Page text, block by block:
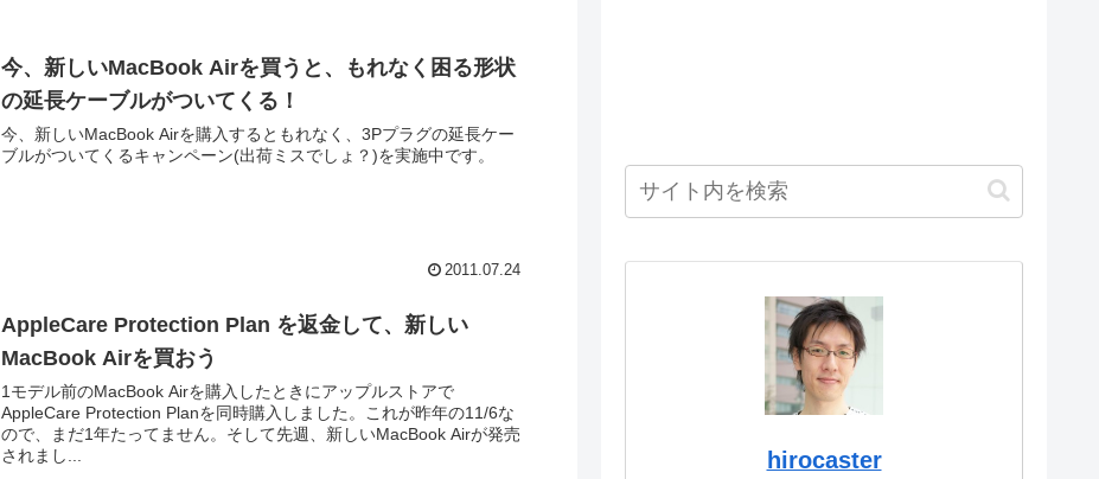
今、新しいMacBook Airを買うと、もれなく困る形状
の延長ケーブルがついてくる！
今、新しいMacBook Airを購入するともれなく、3Pプラグの延長ケー
ブルがついてくるキャンペーン(出荷ミスでしょ？)を実施中です。
2011.07.24
AppleCare Protection Plan を返金して、新しい
MacBook Airを買おう
1モデル前のMacBook Airを購入したときにアップルストアで
AppleCare Protection Planを同時購入しました。これが昨年の11/6な
ので、まだ1年たってません。そして先週、新しいMacBook Airが発売
されまし...
hirocaster